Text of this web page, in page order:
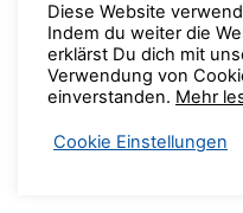
© TFV 2022
Diese Website
Indem du weiter die
erklärst Du dich mit
Verwendung von
einverstanden. Mehr
Cookie Einstellungen